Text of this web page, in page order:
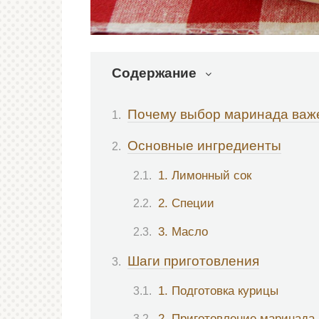
Содержание
Почему выбор маринада
Основные ингредиенты
1. Лимонный сок
2. Специи
3. Масло
Шаги приготовления
1. Подготовка курицы